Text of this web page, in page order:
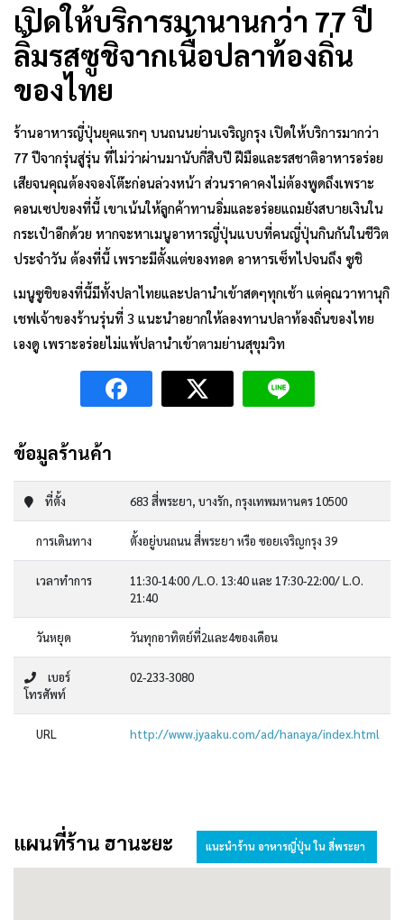
เปิดให้บริการมานานกว่า 77 ปี
ลิ้มรสซูชิจากเนื้อปลาท้องถิ่น
ของไทย
ร้านอาหารญี่ปุ่นยุคแรกๆ บนถนนย่านเจริญกรุง เปิดให้บริการมากว่า
77 ปีจากรุ่นสู่รุ่น ที่ไม่ว่าผ่านมานับกี่สิบปี ฝีมือและรสชาติอาหารอร่อย
เสียจนคุณต้องจองโต๊ะก่อนล่วงหน้า ส่วนราคาคงไม่ต้องพูดถึงเพราะ
คอนเซปของที่นี้ เขาเน้นให้ลูกค้าทานอิ่มและอร่อยแถมยังสบายเงินใน
กระเป๋าอีกด้วย หากจะหาเมนูอาหารญี่ปุ่นแบบที่คนญี่ปุ่นกินกันในชีวิต
ประจำวัน ต้องที่นี้ เพราะมีตั้งแต่ของทอด อาหารเซ็ทไปจนถึง ซูชิ
เมนูซูชิของที่นี้มีทั้งปลาไทยและปลานำเข้าสดๆทุกเช้า แต่คุณวาทานุกิ
เชฟเจ้าของร้านรุ่นที่ 3 แนะนำอยากให้ลองทานปลาท้องถิ่นของไทย
เองดู เพราะอร่อยไม่แพ้ปลานำเข้าตามย่านสุขุมวิท
ข้อมูลร้านค้า
ที่ตั้ง 683 สี่พระยา, บางรัก, กรุงเทพมหานคร 10500
การเดินทาง ตั้งอยู่บนถนน สี่พระยา หรือ ซอยเจริญกรุง 39
เวลาทำการ
11:30-14:00 /L.O. 13:40 และ 17:30-22:00/ L.O.
21:40
วันหยุด วันทุกอาทิตย์ที่2และ4ของเดือน
เบอร์
โทรศัพท์
02-233-3080
URL http://www.jyaaku.com/ad/hanaya/index.html
แผนที่ร้าน ฮานะยะ แนะนำร้าน อาหารญี่ปุ่น ใน สี่พระยา